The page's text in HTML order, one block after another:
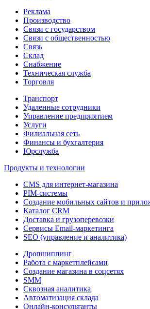
Реклама
Производство
Связи с государством
Связи с общественностью
Связь
Склад
Снабжение
Техническая служба
Торговля
Транспорт
Удаленные сотрудники
Управление предприятием
Услуги
Филиальная сеть
Финансы и бухгалтерия
Юрслужба
Продукты и технологии
CMS для интернет-магазина
PIM-системы
Создание мобильных сайтов и
Каталог CRM
Доставка и грузоперевозки
Сервисы Email-маркетинга
SEO (управление и аналитика)
Дропшиппинг
Работа с маркетплейсами
Создание магазина в соцсетях
SMM
Сквозная аналитика
Автоматизация склада
Онлайн-консультанты